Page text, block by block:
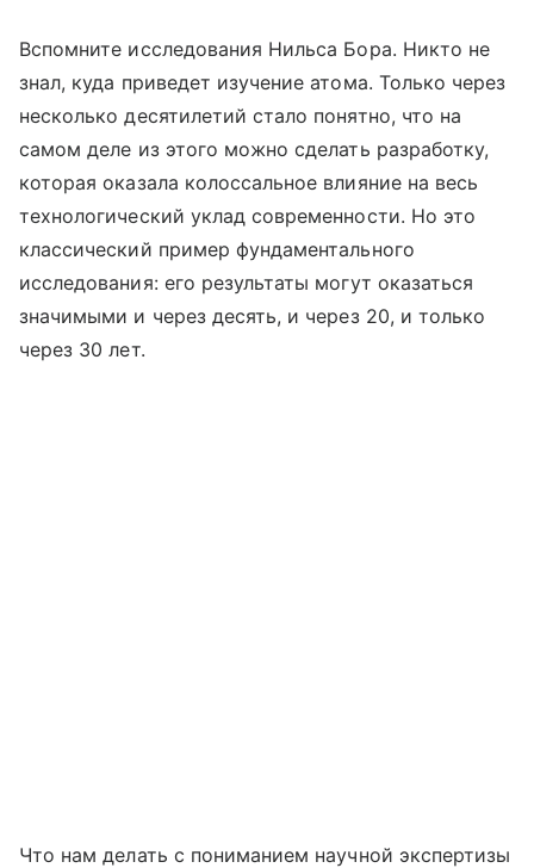
Вспомните исследования Нильса Бора. Никто не
знал, куда приведет изучение атома. Только через
несколько десятилетий стало понятно, что на
самом деле из этого можно сделать разработку,
которая оказала колоссальное влияние на весь
технологический уклад современности. Но это
классический пример фундаментального
исследования: его результаты могут оказаться
значимыми и через десять, и через 20, и только
через 30 лет.
Что нам делать с пониманием научной экспертизы